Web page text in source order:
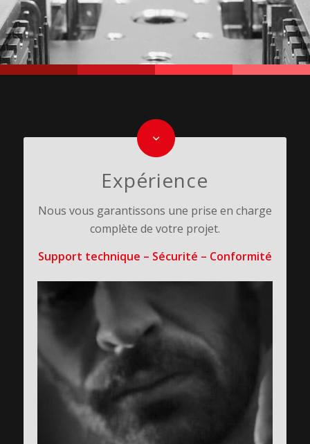
Expérience
Nous vous garantissons une prise en charge
complète de votre projet.
Support technique – Sécurité – Conformité